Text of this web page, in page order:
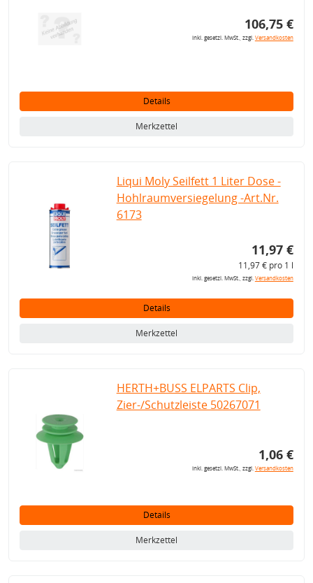
106,75 €
inkl. gesetzl. MwSt., zzgl.Versandkosten
Details
Merkzettel
Liqui Moly Seilfett 1 Liter Dose -
Hohlraumversiegelung -Art.Nr.
6173
11,97 €
11,97 € pro 1 l
inkl. gesetzl. MwSt., zzgl.Versandkosten
Details
Merkzettel
HERTH+BUSS ELPARTS Clip,
Zier-/Schutzleiste 50267071
1,06 €
inkl. gesetzl. MwSt., zzgl.Versandkosten
Details
Merkzettel